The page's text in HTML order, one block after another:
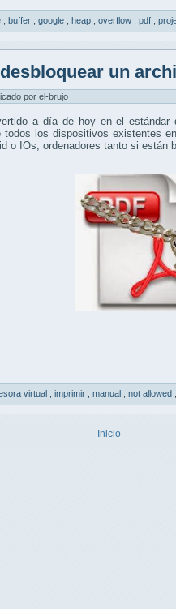
buffer google heap overflow pdf
un
por el-brujo
a día de hoy en el
todos los dispositivos existentes
o IOs, ordenadores tanto si están
virtual imprimir manual not allowed
Inicio